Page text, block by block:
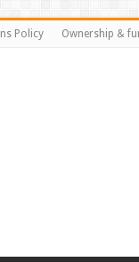
Policy Ownership &